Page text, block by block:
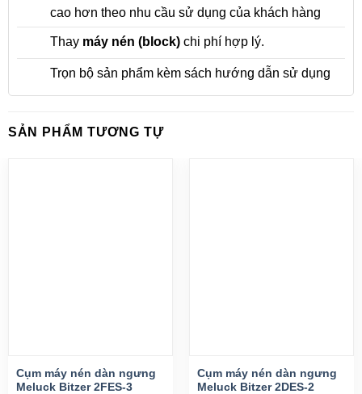
cao hơn theo nhu cầu sử dụng của khách hàng
Thaymáy nén (block)chi phí hợp lý.
Trọn bộ sản phẩm kèm sách hướng dẫn sử dụng
SẢN PHẨM TƯƠNG TỰ
Cụm máy nén dàn ngưng
Meluck Bitzer 2FES-3
Cụm máy nén dàn ngưng
Meluck Bitzer 2DES-2